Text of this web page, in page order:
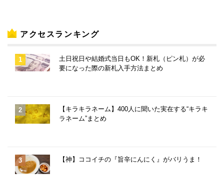
アクセスランキング
土日祝日や結婚式当日もOK！新札（ピン札）が必
要になった際の新札入手方法まとめ
【キラキラネーム】400人に聞いた実在する“キラキ
ラネーム”まとめ
【神】ココイチの『旨辛にんにく』がバリうま！